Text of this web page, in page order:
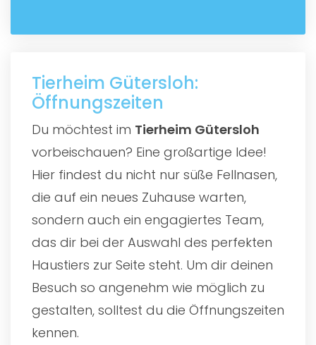
Tierheim Gütersloh:
Öffnungszeiten
Du möchtest im Tierheim Gütersloh
vorbeischauen? Eine großartige Idee!
Hier findest du nicht nur süße Fellnasen,
die auf ein neues Zuhause warten,
sondern auch ein engagiertes Team,
das dir bei der Auswahl des perfekten
Haustiers zur Seite steht. Um dir deinen
Besuch so angenehm wie möglich zu
gestalten, solltest du die Öffnungszeiten
kennen.